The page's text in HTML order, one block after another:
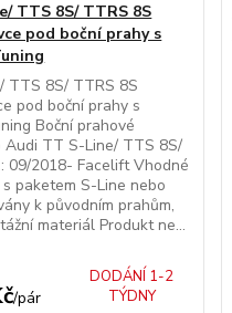
TTS 8S/ TTRS 8S
pod boční prahy s
TTS 8S/ TTRS 8S
pod boční prahy s
Boční prahové
Audi TT S-Line/ TTS 8S/
09/2018- Facelift Vhodné
paketem S-Line nebo
k původním prahům,
materiál Produkt ne...
/pár
DODÁNÍ 1-2
TÝDNY